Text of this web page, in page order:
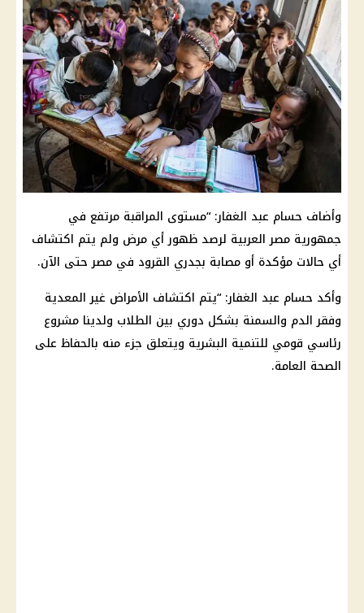
وأضاف حسام عبد الغفار: “مستوى المراقبة مرتفع في
جمهورية مصر العربية لرصد ظهور أي مرض ولم يتم اكتشاف
أي حالات مؤكدة أو مصابة بجدري القرود في مصر حتى الآن.
وأكد حسام عبد الغفار: “يتم اكتشاف الأمراض غير المعدية
وفقر الدم والسمنة بشكل دوري بين الطلاب ولدينا مشروع
رئاسي قومي للتنمية البشرية ويتعلق جزء منه بالحفاظ على
الصحة العامة.